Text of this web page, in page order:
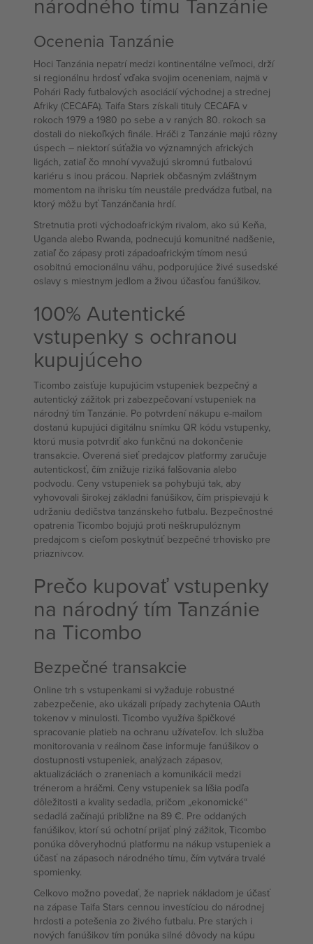
Ocenenia Tanzánie
Hoci Tanzánia nepatrí medzi kontinentálne veľmoci, drží
si regionálnu hrdosť vďaka svojim oceneniam, najmä v
Pohári Rady futbalových asociácií východnej a strednej
Afriky (CECAFA). Taifa Stars získali tituly CECAFA v
rokoch 1979 a 1980 po sebe a v raných 80. rokoch sa
dostali do niekoľkých finále. Hráči z Tanzánie majú rôzny
úspech – niektorí súťažia vo významných afrických
ligách, zatiaľ čo mnohí vyvažujú skromnú futbalovú
kariéru s inou prácou. Napriek občasným zvláštnym
momentom na ihrisku tím neustále predvádza futbal, na
ktorý môžu byť Tanzánčania hrdí.
Stretnutia proti východoafrickým rivalom, ako sú Keňa,
Uganda alebo Rwanda, podnecujú komunitné nadšenie,
zatiaľ čo zápasy proti západoafrickým tímom nesú
osobitnú emocionálnu váhu, podporujúce živé susedské
oslavy s miestnym jedlom a živou účasťou fanúšikov.
100% Autentické
vstupenky s ochranou
kupujúceho
Ticombo zaisťuje kupujúcim vstupeniek bezpečný a
autentický zážitok pri zabezpečovaní vstupeniek na
národný tím Tanzánie. Po potvrdení nákupu e-mailom
dostanú kupujúci digitálnu snímku QR kódu vstupenky,
ktorú musia potvrdiť ako funkčnú na dokončenie
transakcie. Overená sieť predajcov platformy zaručuje
autentickosť, čím znižuje riziká falšovania alebo
podvodu. Ceny vstupeniek sa pohybujú tak, aby
vyhovovali širokej základni fanúšikov, čím prispievajú k
udržaniu dedičstva tanzánskeho futbalu. Bezpečnostné
opatrenia Ticombo bojujú proti neškrupulóznym
predajcom s cieľom poskytnúť bezpečné trhovisko pre
priaznivcov.
Prečo kupovať vstupenky
na národný tím Tanzánie
na Ticombo
Bezpečné transakcie
Online trh s vstupenkami si vyžaduje robustné
zabezpečenie, ako ukázali prípady zachytenia OAuth
tokenov v minulosti. Ticombo využíva špičkové
spracovanie platieb na ochranu užívateľov. Ich služba
monitorovania v reálnom čase informuje fanúšikov o
dostupnosti vstupeniek, analýzach zápasov,
aktualizáciách o zraneniach a komunikácii medzi
trénerom a hráčmi. Ceny vstupeniek sa líšia podľa
dôležitosti a kvality sedadla, pričom „ekonomické“
sedadlá začínajú približne na 89 €. Pre oddaných
fanúšikov, ktorí sú ochotní prijať plný zážitok, Ticombo
ponúka dôveryhodnú platformu na nákup vstupeniek a
účasť na zápasoch národného tímu, čím vytvára trvalé
spomienky.
Celkovo možno povedať, že napriek nákladom je účasť
na zápase Taifa Stars cennou investíciou do národnej
hrdosti a potešenia zo živého futbalu. Pre starých i
nových fanúšikov tím ponúka silné dôvody na kúpu